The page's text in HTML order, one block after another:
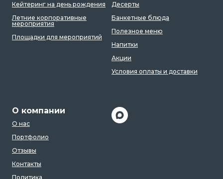
Кейтеринг на день рождения
Летние корпоративные
мероприятия
Площадки для мероприятий
Десерты
Банкетные блюда
Полезное меню
Напитки
Акции
Условия оплаты и доставки
О компании
О нас
Портфолио
Отзывы
Контакты
Политика